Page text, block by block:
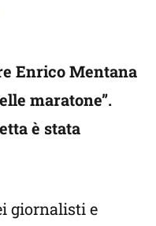
Enrico Mentana
maratone”.
è stata
giornalisti e